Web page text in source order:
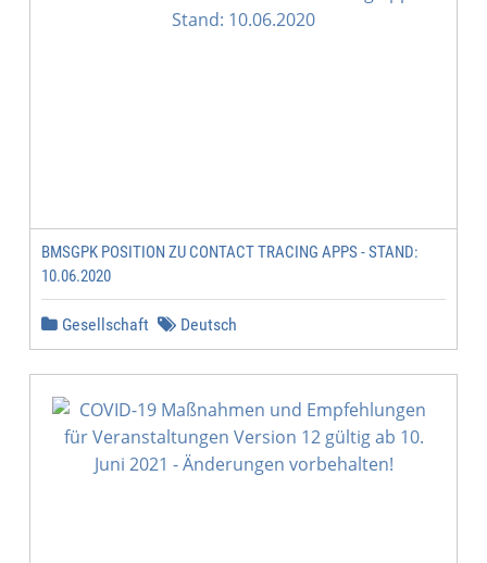
BMSGPK POSITION ZU CONTACT TRACING APPS - STAND:
10.06.2020
Gesellschaft Deutsch